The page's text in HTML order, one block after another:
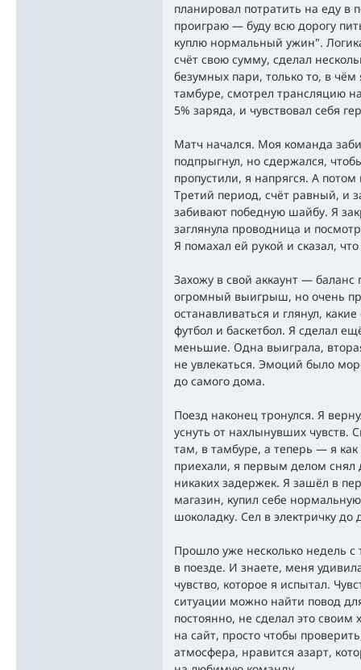
планировал потратить на еду в
проиграю — буду всю дорогу
куплю нормальный ужин".
счёт свою сумму, сделал
безумных пари, только то, в
тамбуре, смотрел трансляцию
5% заряда, и чувствовал себя
Матч начался. Моя команда
подпрыгнул, но сдержался,
пропустили, я напрягся. А
Третий период, счёт равный, и
забивают победную шайбу. Я
заглянула проводница и
Я помахал ей рукой и сказал,
Захожу в свой аккаунт —
огромный выигрыш, но очень
останавливаться и глянул,
футбол и баскетбол. Я сделал
меньшие. Одна выиграла,
не увлекаться. Эмоций было
до самого дома.
Поезд наконец тронулся. Я
уснуть от нахлынувших чувств.
там, в тамбуре, а теперь — я
приехали, я первым делом снял
никаких задержек. Я зашёл в
магазин, купил себе
шоколадку. Сел в электричку
Прошло уже несколько недель с
в поезде. И знаете, меня
чувство, которое я испытал.
ситуации можно найти повод
постоянно, не сделал это своим
на сайт, просто чтобы
атмосфера, нравится азарт,